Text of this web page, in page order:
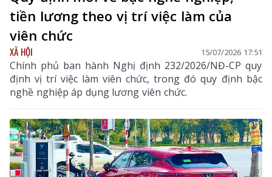
tiền lương theo vị trí việc làm của
viên chức
XÃ HỘI 15/07/2026 17:51
Chính phủ ban hành Nghị định 232/2026/NĐ-CP quy
định vị trí việc làm viên chức, trong đó quy định bậc
nghề nghiệp áp dụng lương viên chức.